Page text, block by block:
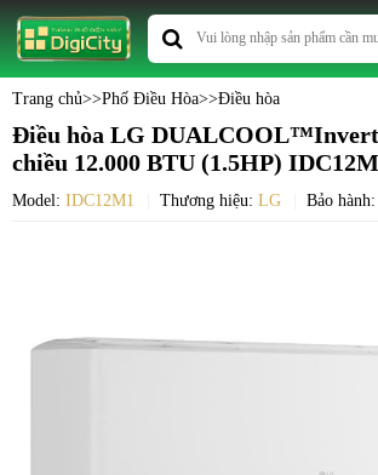
Trang chủ>>Phố Điều Hòa>>Điều hòa
Điều hòa LG
chiều 12.000 BTU (1.5HP)
Model: IDC12M1 Thương hiệu: LG Bảo